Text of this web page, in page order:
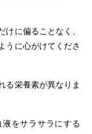
に偏ることなく、
うに心がけてくださ
る栄養素が異なりま
をサラサラにする